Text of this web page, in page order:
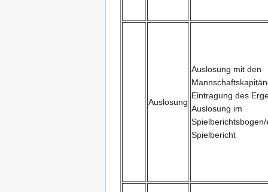
Auslosung
Auslosung mit den
Eintragung des
Auslosung im
Spielbericht